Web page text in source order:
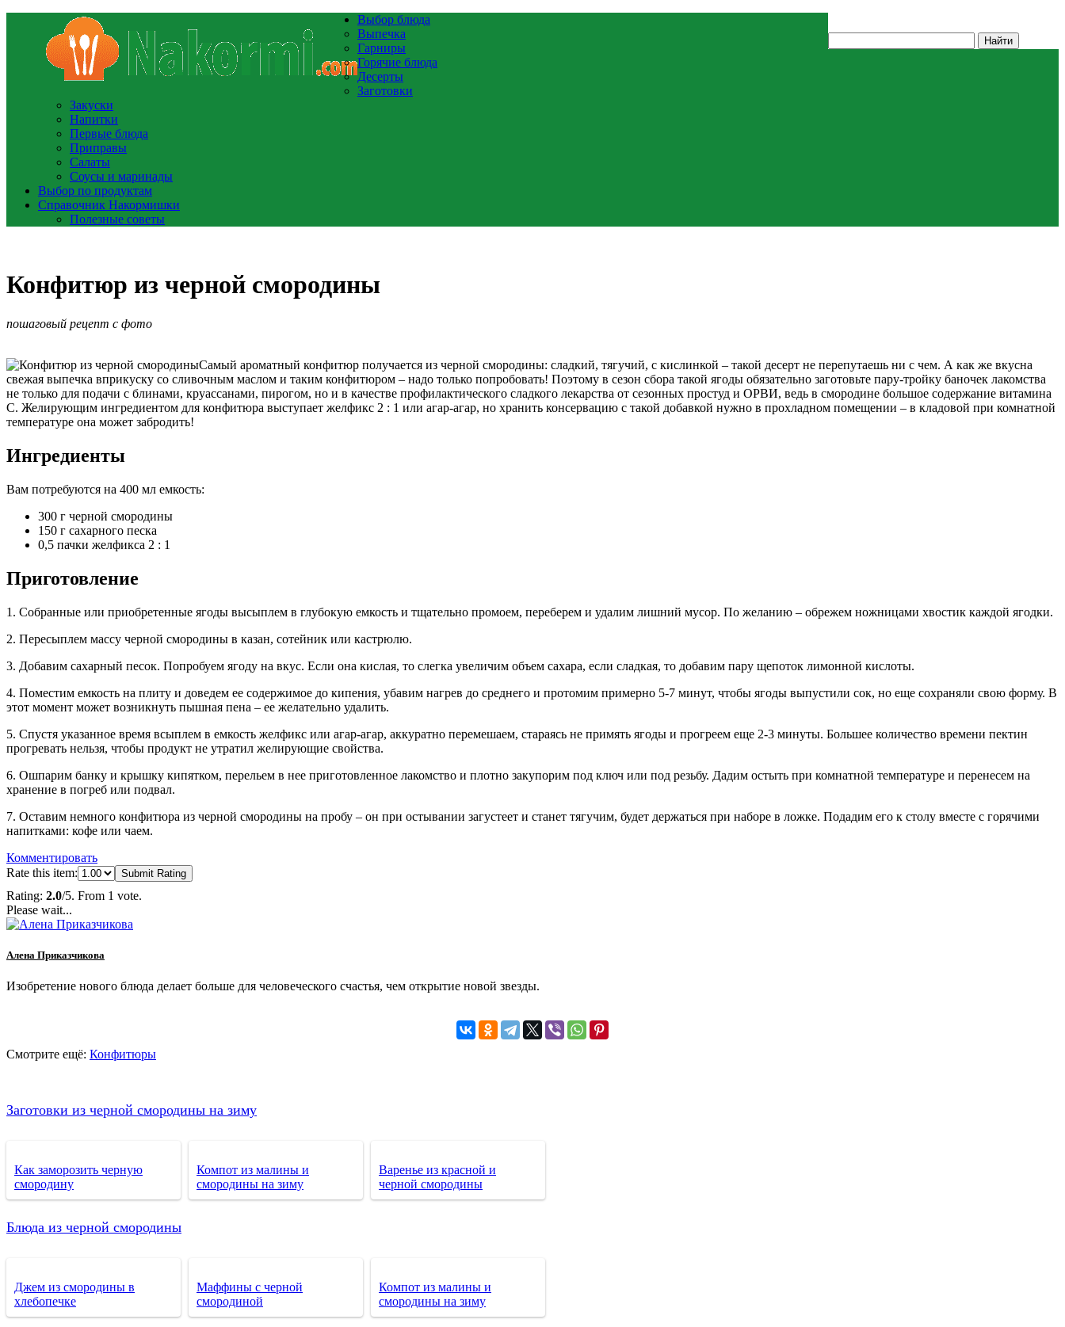
Выбор блюда
Выпечка
Гарниры
Горячие блюда
Десерты
Заготовки
Закуски
Напитки
Первые блюда
Приправы
Салаты
Соусы и маринады
Выбор по продуктам
Справочник Накормишки
Полезные советы
Конфитюр из черной смородины
пошаговый рецепт с фото
Самый ароматный конфитюр получается из черной смородины: сладкий, тягучий, с кислинкой – такой десерт не перепутаешь ни с чем. А как же вкусна
свежая выпечка вприкуску со сливочным маслом и таким конфитюром – надо только попробовать! Поэтому в сезон сбора такой ягоды обязательно заготовьте пару-тройку баночек лакомства
не только для подачи с блинами, круассанами, пирогом, но и в качестве профилактического сладкого лекарства от сезонных простуд и ОРВИ, ведь в смородине большое содержание витамина
C. Желирующим ингредиентом для конфитюра выступает желфикс 2 : 1 или агар-агар, но хранить консервацию с такой добавкой нужно в прохладном помещении – в кладовой при комнатной
температуре она может забродить!
Ингредиенты
Вам потребуются на 400 мл емкость:
300 г черной смородины
150 г сахарного песка
0,5 пачки желфикса 2 : 1
Приготовление
1. Собранные или приобретенные ягоды высыплем в глубокую емкость и тщательно промоем, переберем и удалим лишний мусор. По желанию – обрежем ножницами хвостик каждой ягодки.
2. Пересыплем массу черной смородины в казан, сотейник или кастрюлю.
3. Добавим сахарный песок. Попробуем ягоду на вкус. Если она кислая, то слегка увеличим объем сахара, если сладкая, то добавим пару щепоток лимонной кислоты.
4. Поместим емкость на плиту и доведем ее содержимое до кипения, убавим нагрев до среднего и протомим примерно 5-7 минут, чтобы ягоды выпустили сок, но еще сохраняли свою форму. В
этот момент может возникнуть пышная пена – ее желательно удалить.
5. Спустя указанное время всыплем в емкость желфикс или агар-агар, аккуратно перемешаем, стараясь не примять ягоды и прогреем еще 2-3 минуты. Большее количество времени пектин
прогревать нельзя, чтобы продукт не утратил желирующие свойства.
6. Ошпарим банку и крышку кипятком, перельем в нее приготовленное лакомство и плотно закупорим под ключ или под резьбу. Дадим остыть при комнатной температуре и перенесем на
хранение в погреб или подвал.
7. Оставим немного конфитюра из черной смородины на пробу – он при остывании загустеет и станет тягучим, будет держаться при наборе в ложке. Подадим его к столу вместе с горячими
напитками: кофе или чаем.
Комментировать
Rate this item:
Submit Rating
Rating: 2.0/5. From 1 vote.
Please wait...
Алена Приказчикова
Изобретение нового блюда делает больше для человеческого счастья, чем открытие новой звезды.
Смотрите ещё: Конфитюры
Заготовки из черной смородины на зиму
Как заморозить черную
смородину
Компот из малины и
смородины на зиму
Варенье из красной и
черной смородины
Блюда из черной смородины
Джем из смородины в
хлебопечке
Маффины с черной
смородиной
Компот из малины и
смородины на зиму